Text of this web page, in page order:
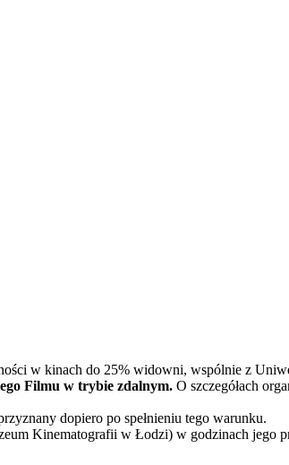
w kinach do 25% widowni, wspólnie z
Filmu w trybie zdalnym. O szczegółach
dopiero po spełnieniu tego warunku.
Kinematografii w Łodzi) w godzinach jego